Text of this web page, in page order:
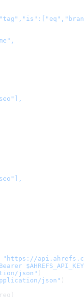
" https://
json" )
json" )